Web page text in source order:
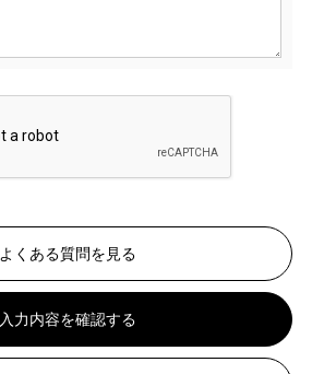
よくある質問を見る
入力内容を確認する